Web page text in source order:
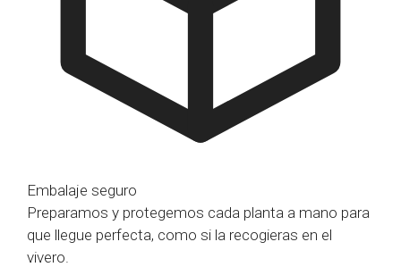
Embalaje seguro
Preparamos y protegemos cada planta a mano para
que llegue perfecta, como si la recogieras en el
vivero.